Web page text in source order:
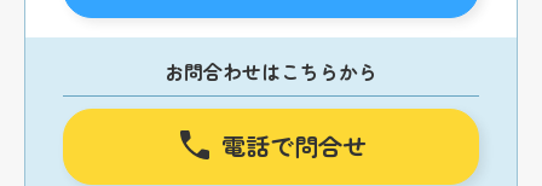
お問合わせはこちらから
電話で問合せ